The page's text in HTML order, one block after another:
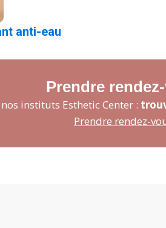
anti-eau
Prendre
instituts Esthetic Center :
Prendre rendez-